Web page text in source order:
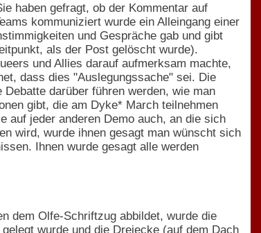
haben gefragt, ob der Kommentar auf
kommuniziert wurde ein Alleingang einer
und Gespräche gab und gibt
als der Post gelöscht wurde).
und Allies darauf aufmerksam machte,
dass dies "Auslegungssache" sei. Die
Debatte darüber führen werden, wie man
gibt, die am Dyke* March teilnehmen
auf jeder anderen Demo auch, an die sich
wird, wurde ihnen gesagt man wünscht sich
Ihnen wurde gesagt alle werden
dem Olfe-Schriftzug abbildet, wurde die
wurde und die Dreiecke (auf dem Dach